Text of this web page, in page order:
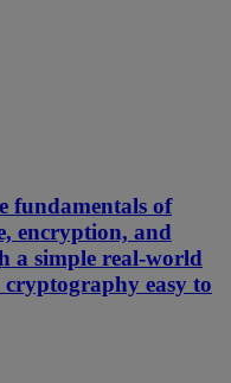
fundamentals of
encryption, and
a simple real-world
easy to